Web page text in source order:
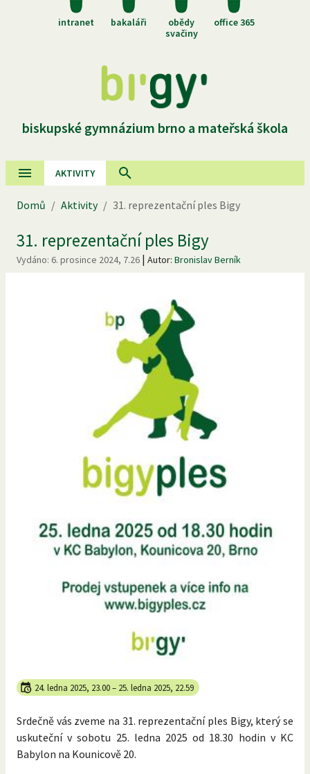
intranet bakaláři
obědy
svačiny
office 365
biskupské gymnázium brno a mateřská škola
AKTIVITY
Domů / Aktivity / 31. reprezentační ples Bigy
31. reprezentační ples Bigy
Vydáno: 6. prosince 2024, 7.26 | Autor: Bronislav Berník
24. ledna 2025, 23.00– 25. ledna 2025, 22.59
Srdečně vás zveme na 31. reprezentační ples Bigy, který se
uskuteční v sobotu 25. ledna 2025 od 18.30 hodin v KC
Babylon na Kounicově 20.